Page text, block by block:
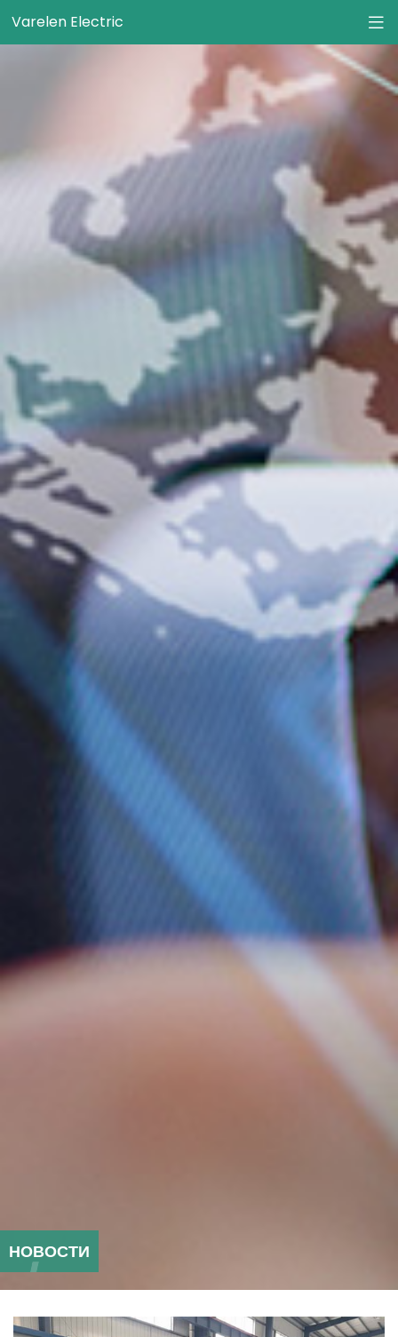
Varelen Electric
НОВОСТИ